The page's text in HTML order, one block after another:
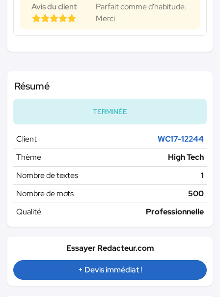
Avis du client
Parfait comme d'habitude.
Merci
Résumé
TERMINÉE
Client
WC17-12244
Thème
High Tech
Nombre de textes
1
Nombre de mots
500
Qualité
Professionnelle
Essayer Redacteur.com
+ Devis immédiat !